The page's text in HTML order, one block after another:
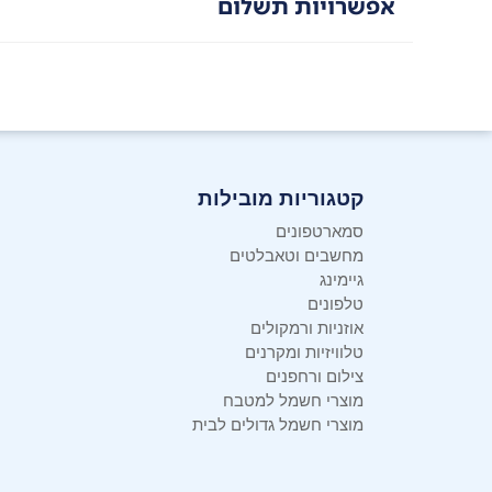
אפשרויות תשלום
קטגוריות מובילות
סמארטפונים
מחשבים וטאבלטים
גיימינג
טלפונים
אוזניות ורמקולים
טלוויזיות ומקרנים
צילום ורחפנים
מוצרי חשמל למטבח
מוצרי חשמל גדולים לבית